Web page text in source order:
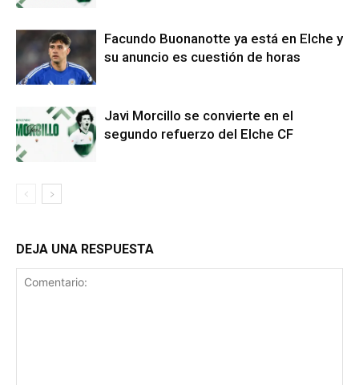
Facundo Buonanotte ya está en Elche y
su anuncio es cuestión de horas
Javi Morcillo se convierte en el
segundo refuerzo del Elche CF
DEJA UNA RESPUESTA